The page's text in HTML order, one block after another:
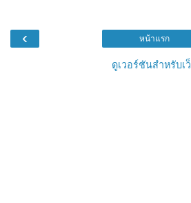
‹ หน้าแรก
ดูเวอร์ชันสำหรับเ